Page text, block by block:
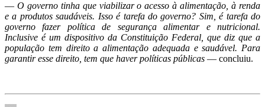
— O governo tinha que viabilizar o acesso à alimentação, à renda
e a produtos saudáveis. Isso é tarefa do governo? Sim, é tarefa do
governo fazer política de segurança alimentar e nutricional.
Inclusive é um dispositivo da Constituição Federal, que diz que a
população tem direito a alimentação adequada e saudável. Para
garantir esse direito, tem que haver políticas públicas — concluiu.